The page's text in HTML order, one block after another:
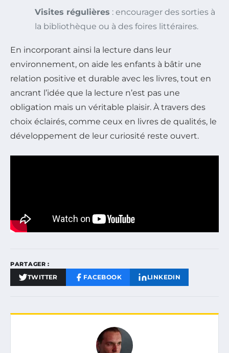
Visites régulières : encourager des sorties à
la bibliothèque ou à des foires littéraires.
En incorporant ainsi la lecture dans leur
environnement, on aide les enfants à bâtir une
relation positive et durable avec les livres, tout en
ancrant l’idée que la lecture n’est pas une
obligation mais un véritable plaisir. À travers des
choix éclairés, comme ceux en livres de qualités, le
développement de leur curiosité reste ouvert.
PARTAGER :
TWITTER FACEBOOK LINKEDIN